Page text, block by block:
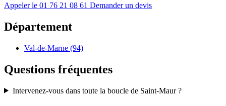
Appeler le 01 76 21 08 61 Demander un devis
Département
Val-de-Marne (94)
Questions fréquentes
Intervenez-vous dans toute la boucle de Saint-Maur ?